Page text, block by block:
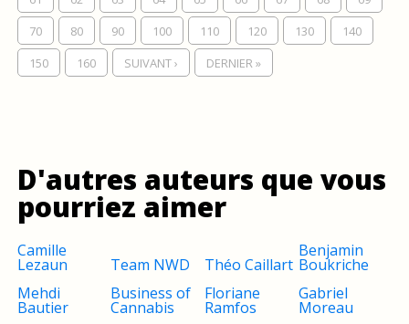
70
80 90 100 110 120 130
140
150
160 SUIVANT › DERNIER »
D'autres auteurs que vous
pourriez aimer
Camille
Lezaun Team NWD Théo Caillart
Benjamin
Boukriche
Mehdi
Bautier
Business of
Cannabis
Floriane
Ramfos
Gabriel
Moreau